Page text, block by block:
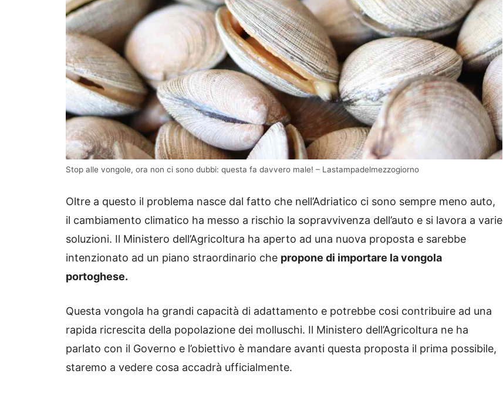
Stop alle vongole, ora non ci sono dubbi: questa fa davvero male! – Lastampadelmezzogiorno
Oltre a questo il problema nasce dal fatto che nell’Adriatico ci sono sempre meno auto,
il cambiamento climatico ha messo a rischio la sopravvivenza dell’auto e si lavora a varie
soluzioni. Il Ministero dell’Agricoltura ha aperto ad una nuova proposta e sarebbe
intenzionato ad un piano straordinario che propone di importare la vongola
portoghese.
Questa vongola ha grandi capacità di adattamento e potrebbe cosi contribuire ad una
rapida ricrescita della popolazione dei molluschi. Il Ministero dell’Agricoltura ne ha
parlato con il Governo e l’obiettivo è mandare avanti questa proposta il prima possibile,
staremo a vedere cosa accadrà ufficialmente.